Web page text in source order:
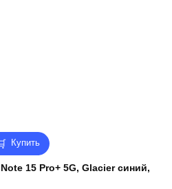
Купить
15 Pro+ 5G, Glacier синий,